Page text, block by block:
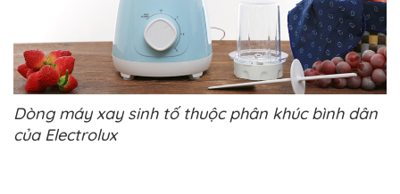
Dòng máy xay sinh tố thuộc phân khúc bình dân
của Electrolux